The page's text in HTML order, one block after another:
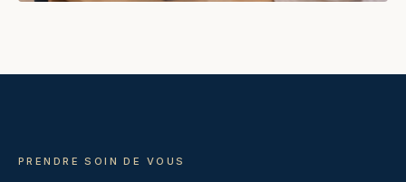
PRENDRE SOIN DE VOUS